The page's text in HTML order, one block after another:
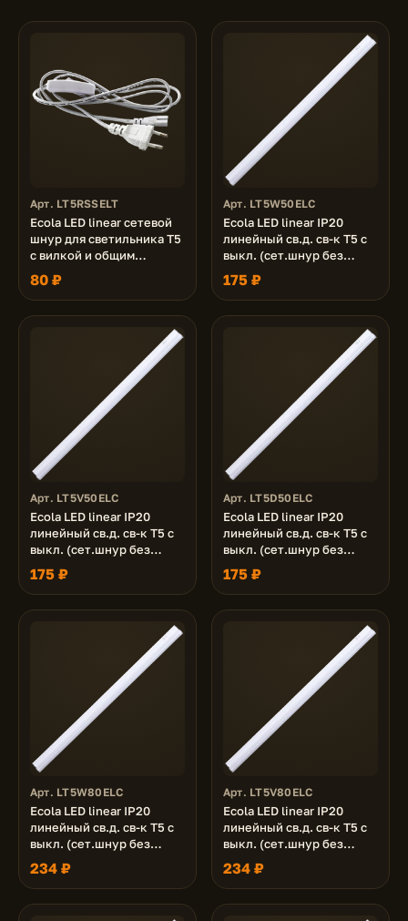
Арт. LT5RSSELT
Ecola LED linear сетевой
шнур для светильника T5
с вилкой и общим
выключателем, 1м
80 ₽
Арт. LT5W50ELC
Ecola LED linear IP20
линейный св.д. св-к T5 с
выкл. (сет.шнур без
вилки, жест.коннектор)
5W 220V 2700K
305x22x33
175 ₽
Арт. LT5V50ELC
Ecola LED linear IP20
линейный св.д. св-к T5 с
выкл. (сет.шнур без
вилки, жест.коннектор)
5W 220V 4200K
305x22x33
175 ₽
Арт. LT5D50ELC
Ecola LED linear IP20
линейный св.д. св-к T5 с
выкл. (сет.шнур без
вилки, жест.коннектор)
5W 220V 6500K
305x22x33
175 ₽
Арт. LT5W80ELC
Ecola LED linear IP20
линейный св.д. св-к T5 с
выкл. (сет.шнур без
вилки, жест.коннектор)
8W 220V 2700K
570x22x33
234 ₽
Арт. LT5V80ELC
Ecola LED linear IP20
линейный св.д. св-к T5 с
выкл. (сет.шнур без
вилки, жест.коннектор)
8W 220V 4200K
570x22x33
234 ₽